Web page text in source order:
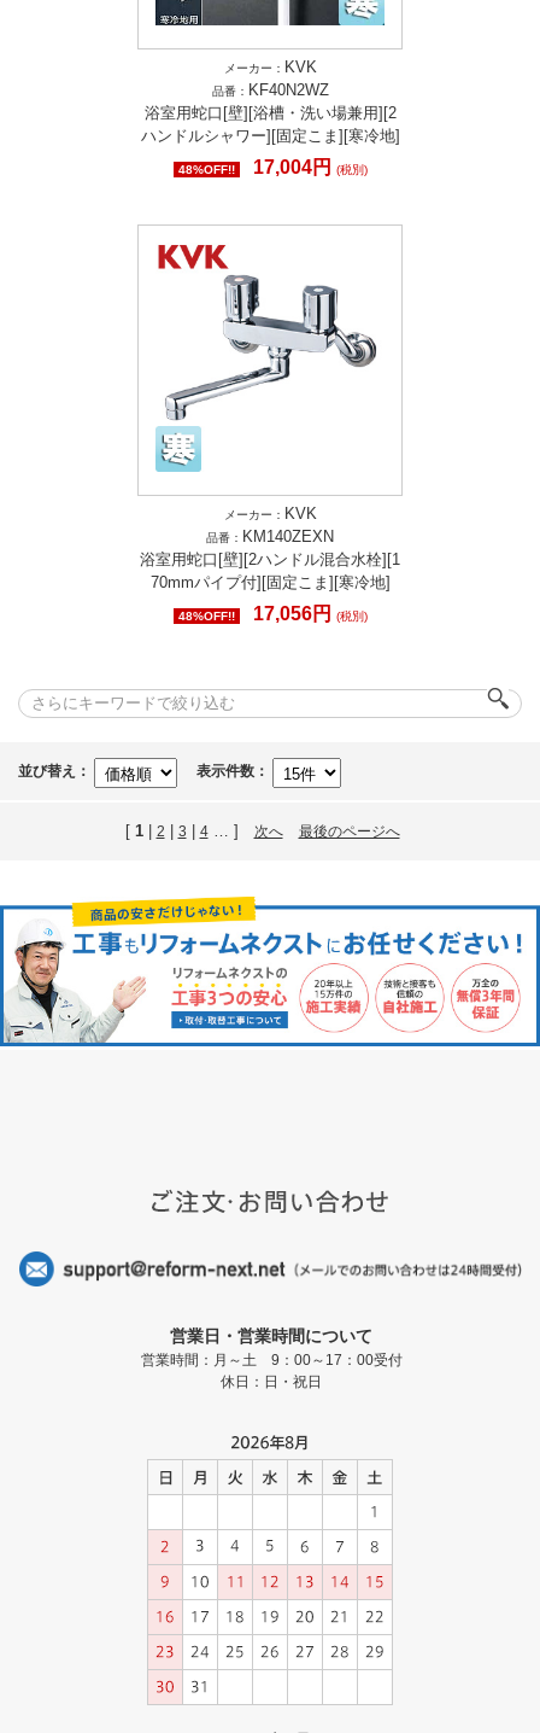
メーカー： KVK
品番： KF40N2WZ
浴室用蛇口[壁][浴槽・洗い場兼用][2
ハンドルシャワー][固定こま][寒冷地]
48%OFF!! 17,004円 (税別)
メーカー： KVK
品番： KM140ZEXN
浴室用蛇口[壁][2ハンドル混合水栓][1
70mmパイプ付][固定こま][寒冷地]
48%OFF!! 17,056円 (税別)
並び替え： 表示件数：
[ 1| 2 3 4… ] 次へ 最後のページへ
営業日・営業時間について
営業時間：月～土 9：00～17：00受付
休日：日・祝日